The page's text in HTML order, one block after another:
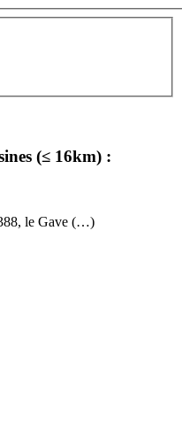
(≤ 16km) :
le Gave (…)